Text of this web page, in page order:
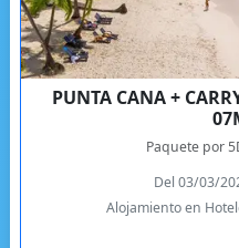
PUNTA CANA +
Paquete por
Del 03/03/
Alojamiento en